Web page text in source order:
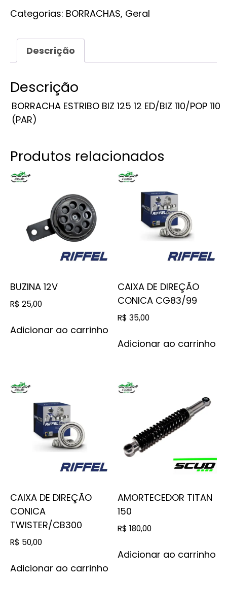
BIZ
quantidade
Categorias: BORRACHAS, Geral
Descrição
Descrição
BORRACHA ESTRIBO BIZ 125 12 ED/BIZ 110/POP 110
(PAR)
Produtos relacionados
BUZINA 12V
R$ 25,00
Adicionar ao carrinho
CAIXA DE DIREÇÃO
CONICA CG83/99
R$ 35,00
Adicionar ao carrinho
CAIXA DE DIREÇÃO
CONICA
TWISTER/CB300
R$ 50,00
Adicionar ao carrinho
AMORTECEDOR TITAN
150
R$ 180,00
Adicionar ao carrinho